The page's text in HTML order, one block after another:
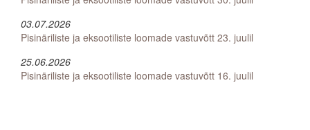
03.07.2026
Pisinäriliste ja eksootiliste loomade vastuvõtt 23. juulil
25.06.2026
Pisinäriliste ja eksootiliste loomade vastuvõtt 16. juulil